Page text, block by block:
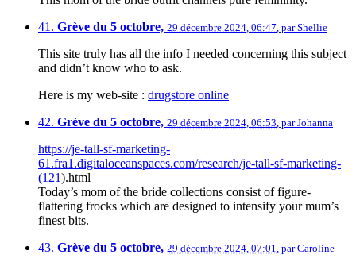
41. Grève du 5 octobre, 29 décembre 2024, 06:47 parShellie
This site truly has all the info I needed concerning this subject
and didn’t know who to ask.
Here is my web-site : drugstore online
42. Grève du 5 octobre, 29 décembre 2024, 06:53 parJohanna
https://je-tall-sf-marketing-
61.fra1.digitaloceanspaces.com/research/je-tall-sf-marketing-
(121).html
Today’s mom of the bride collections consist of figure-
flattering frocks which are designed to intensify your mum’s
finest bits.
43. Grève du 5 octobre, 29 décembre 2024, 07:01 parCaroline